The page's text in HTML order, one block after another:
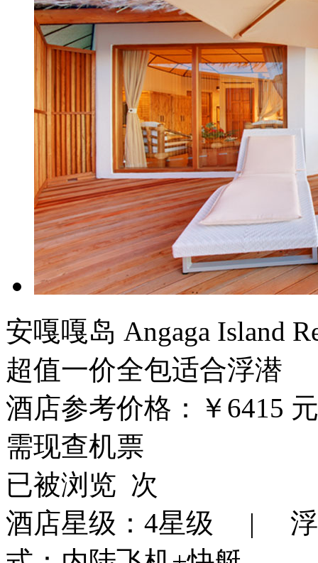
安嘎嘎岛 Angaga Island
超值一价全包适合浮潜
酒店参考价格：
￥6415
需现查机票
已被浏览 次
酒店星级：4星级 |